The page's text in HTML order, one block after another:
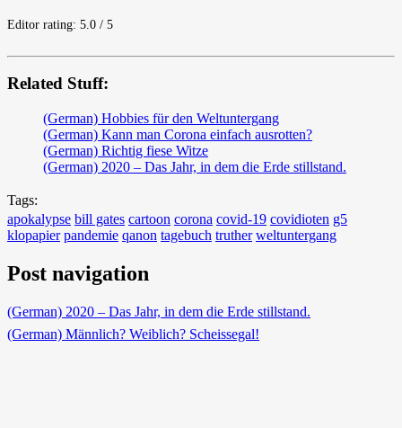
Editor rating: 5.0 / 5
Related Stuff:
(German) Hobbies für den Weltuntergang
(German) Kann man Corona einfach ausrotten?
(German) Richtig fiese Witze
(German) 2020 – Das Jahr, in dem die Erde stillstand.
Tags:
apokalypse bill gates cartoon corona covid-19 covidioten g5
klopapier pandemie qanon tagebuch truther weltuntergang
Post navigation
(German) 2020 – Das Jahr, in dem die Erde stillstand.
(German) Männlich? Weiblich? Scheissegal!